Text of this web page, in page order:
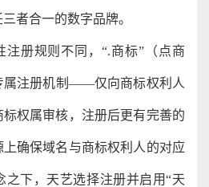
者合一的数字品牌。
注册规则不同，“.商标”（点商
属注册机制——仅向商标权利人
权属审核，注册后更有完善的
确保域名与商标权利人的对应
之下，天艺选择注册并启用“天